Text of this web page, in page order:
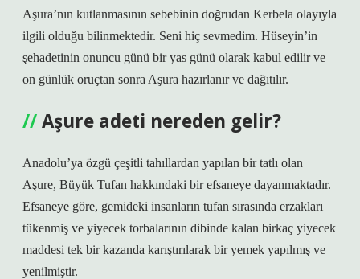
Aşura’nın kutlanmasının sebebinin doğrudan Kerbela olayıyla
ilgili olduğu bilinmektedir. Seni hiç sevmedim. Hüseyin’in
şehadetinin onuncu günü bir yas günü olarak kabul edilir ve
on günlük oruçtan sonra Aşura hazırlanır ve dağıtılır.
Aşure adeti nereden gelir?
Anadolu’ya özgü çeşitli tahıllardan yapılan bir tatlı olan
Aşure, Büyük Tufan hakkındaki bir efsaneye dayanmaktadır.
Efsaneye göre, gemideki insanların tufan sırasında erzakları
tükenmiş ve yiyecek torbalarının dibinde kalan birkaç yiyecek
maddesi tek bir kazanda karıştırılarak bir yemek yapılmış ve
yenilmiştir.